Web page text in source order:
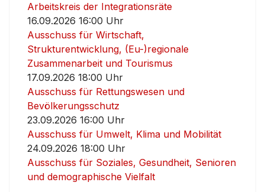
Arbeitskreis der Integrationsräte
16.09.2026 16:00 Uhr
Ausschuss für Wirtschaft,
Strukturentwicklung, (Eu-)regionale
Zusammenarbeit und Tourismus
17.09.2026 18:00 Uhr
Ausschuss für Rettungswesen und
Bevölkerungsschutz
23.09.2026 16:00 Uhr
Ausschuss für Umwelt, Klima und Mobilität
24.09.2026 18:00 Uhr
Ausschuss für Soziales, Gesundheit, Senioren
und demographische Vielfalt